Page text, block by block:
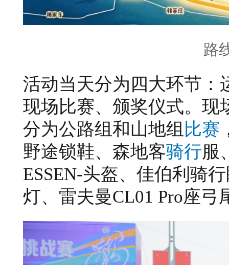
路
活动当天分为四大环节：
现场比赛、颁奖仪式。现
分为公路组和山地组 比赛
野途锁鞋、森地客骑行服
ESSEN-头盔、佳伯利骑
灯、雷夫曼CL01 Pro座弓